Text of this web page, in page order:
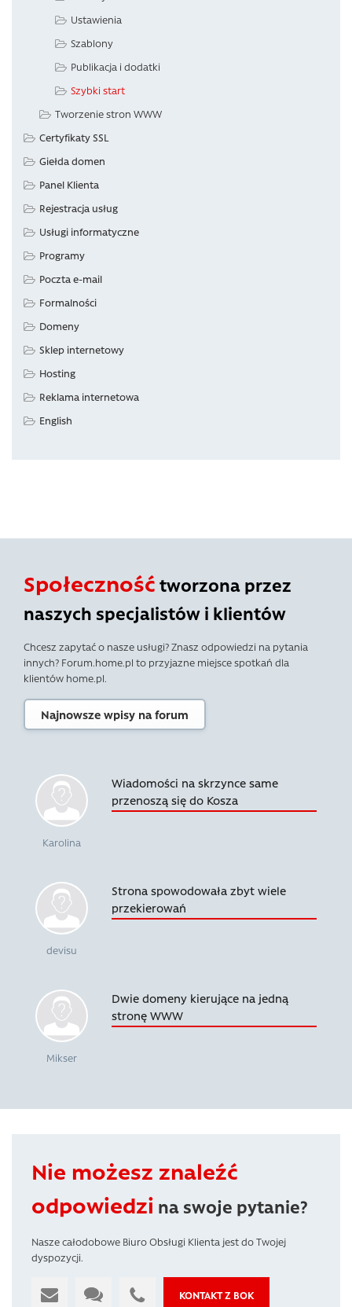
Ustawienia
Szablony
Publikacja i dodatki
Szybki start
Tworzenie stron WWW
Certyfikaty SSL
Giełda domen
Panel Klienta
Rejestracja usług
Usługi informatyczne
Programy
Poczta e-mail
Formalności
Domeny
Sklep internetowy
Hosting
Reklama internetowa
English
Społeczność tworzona przez
naszych specjalistów i klientów
Chcesz zapytać o nasze usługi? Znasz odpowiedzi na pytania
innych? Forum.home.pl to przyjazne miejsce spotkań dla
klientów home.pl.
Najnowsze wpisy na forum
Karolina
Wiadomości na skrzynce same
przenoszą się do Kosza
devisu
Strona spowodowała zbyt wiele
przekierowań
Mikser
Dwie domeny kierujące na jedną
stronę WWW
Nie możesz znaleźć
odpowiedzi na swoje pytanie?
Nasze całodobowe Biuro Obsługi Klienta jest do Twojej
dyspozycji.
KONTAKT Z BOK